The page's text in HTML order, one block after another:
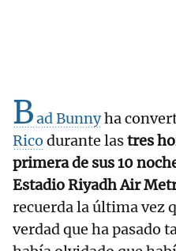
Bad Bunnyha
Rico durante lastres
primera de sus 10
Estadio Riyadh Air
recuerda la última vez
verdad que ha pasado